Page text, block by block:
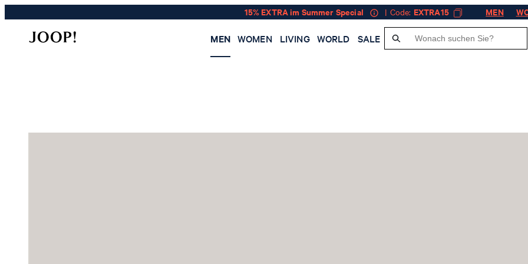
15% EXTRA im Summer Special | Code: EXTRA15 MEN
MEN WOMEN LIVING WORLD SALE